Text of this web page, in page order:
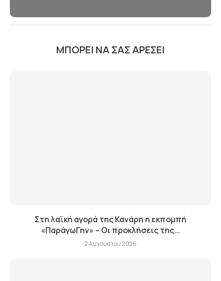
ΜΠΟΡΕΊ ΝΑ ΣΑΣ ΑΡΈΣΕΙ
Στη λαϊκή αγορά της Κανάρη η εκπομπή
«ΠαράγωΓην» – Οι προκλήσεις της...
2 Αυγούστου 2026